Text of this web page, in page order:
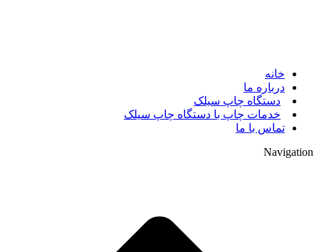
خانه
درباره ما
دستگاه چاپ سیلک
خدمات چاپ با دستگاه چاپ سیلک
تماس با ما
Navigation